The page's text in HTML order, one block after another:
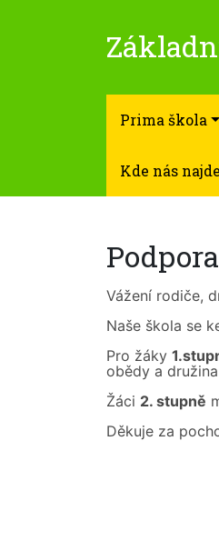
Prima škola
Kde nás
Vážení rodiče,
Naše škola se
Pro žáky
obědy a
Žáci 2. stupně
Děkuje za